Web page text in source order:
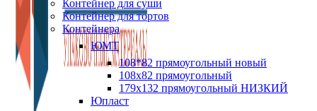
Контейнер для суши
Контейнер для тортов
Контейнера
ЮМТ
108*82 прямоугольный новый
108х82 прямоугольный
179х132 прямоугольный НИЗКИЙ
Юпласт